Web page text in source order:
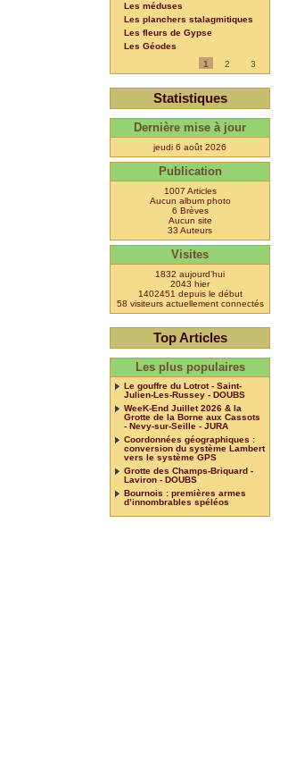
Les méduses
Les planchers stalagmitiques
Les fleurs de Gypse
Les Géodes
1
2 3
Statistiques
Dernière mise à jour
jeudi 6 août 2026
Publication
1007 Articles
Aucun album photo
6 Brèves
Aucun site
33 Auteurs
Visites
1832 aujourd’hui
2043 hier
1402451 depuis le début
58 visiteurs actuellement connectés
Top Articles
Les plus populaires
Le gouffre du Lotrot - Saint-
Julien-Les-Russey - DOUBS
WeeK-End Juillet 2026 & la
Grotte de la Borne aux Cassots
- Nevy-sur-Seille - JURA
Coordonnées géographiques :
conversion du système Lambert
vers le système GPS
Grotte des Champs-Briquard -
Laviron - DOUBS
Bournois : premières armes
d’innombrables spéléos